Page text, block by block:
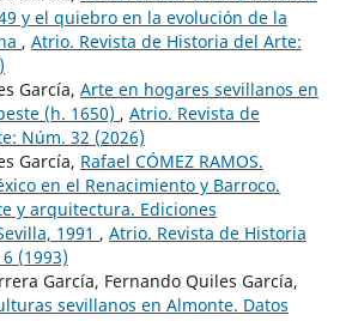
y el quiebro en la evolución de la
, Atrio. Revista de Historia del Arte:
García, Arte en hogares sevillanos en
(h. 1650) , Atrio. Revista de
Núm. 32 (2026)
García, Rafael CÓMEZ RAMOS.
en el Renacimiento y Barroco.
y arquitectura. Ediciones
1991 , Atrio. Revista de Historia
(1993)
García, Fernando Quiles García,
sevillanos en Almonte. Datos